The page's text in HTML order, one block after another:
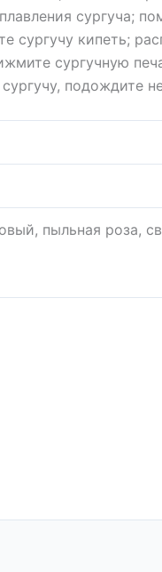
сургуча;
сургучу кипеть;
сургучную
подождите
пыльная роза,